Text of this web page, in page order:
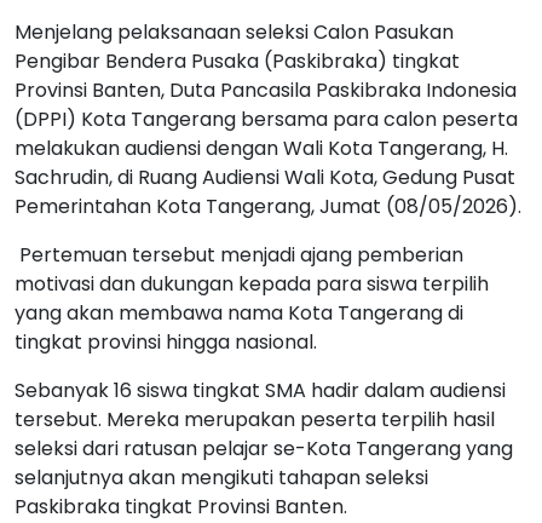
Menjelang pelaksanaan seleksi Calon Pasukan
Pengibar Bendera Pusaka (Paskibraka) tingkat
Provinsi Banten, Duta Pancasila Paskibraka Indonesia
(DPPI) Kota Tangerang bersama para calon peserta
melakukan audiensi dengan Wali Kota Tangerang, H.
Sachrudin, di Ruang Audiensi Wali Kota, Gedung Pusat
Pemerintahan Kota Tangerang, Jumat (08/05/2026).
Pertemuan tersebut menjadi ajang pemberian
motivasi dan dukungan kepada para siswa terpilih
yang akan membawa nama Kota Tangerang di
tingkat provinsi hingga nasional.
Sebanyak 16 siswa tingkat SMA hadir dalam audiensi
tersebut. Mereka merupakan peserta terpilih hasil
seleksi dari ratusan pelajar se-Kota Tangerang yang
selanjutnya akan mengikuti tahapan seleksi
Paskibraka tingkat Provinsi Banten.